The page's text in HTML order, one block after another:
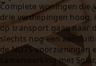
Complete woningen die
drie verdiepingen hoog,
op transport gaan naar
slechts nog een
de NUTS-voorzieningen
samenwerking met Solar.